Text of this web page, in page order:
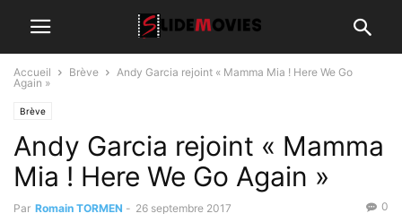
Accueil Brève
Andy Garcia rejoint « Mamma Mia ! Here We Go
Again »
Brève
Andy Garcia rejoint « Mamma
Mia ! Here We Go Again »
Par Romain TORMEN - 26 septembre 2017 0